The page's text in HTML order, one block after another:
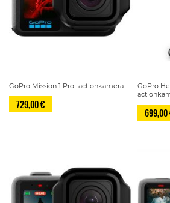
GoPro Mission 1 Pro -actionkamera
729,00 €
GoPro
699,00